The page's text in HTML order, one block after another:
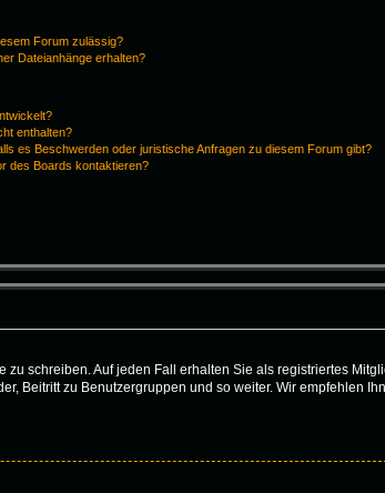
Forum zulässig?
Dateianhänge erhalten?
enthalten?
es Beschwerden oder juristische Anfragen zu diesem Forum gibt?
des Boards kontaktieren?
schreiben. Auf jeden Fall erhalten Sie als registriertes
Beitritt zu Benutzergruppen und so weiter. Wir empfehlen